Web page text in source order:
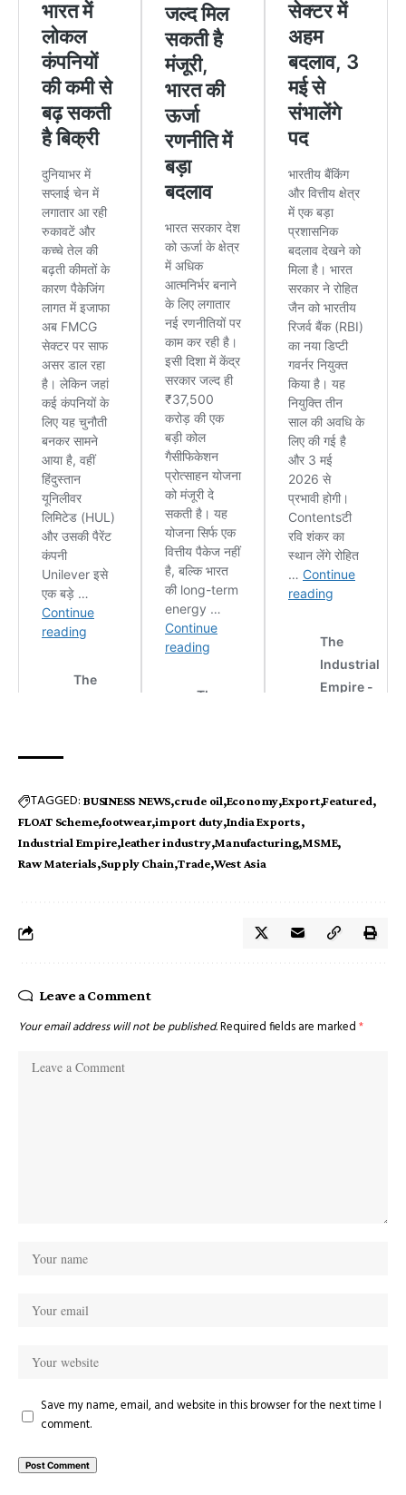
TAGGED: BUSINESS NEWS crude oil Economy Export Featured
FLOAT Scheme footwear import duty India Exports
Industrial Empire leather industry Manufacturing MSME
Raw Materials Supply Chain Trade West Asia
Leave a Comment
Your email address will not be published.Required fields are marked *
Save my name, email, and website in this browser for the next time I
comment.